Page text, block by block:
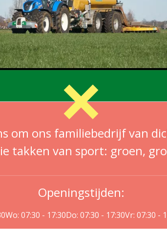
om ons familiebedrijf van
takken van sport: groen,
Openingstijden:
Wo: 07:30 - 17:30Do: 07:30 - 17:30Vr: 07:30 -